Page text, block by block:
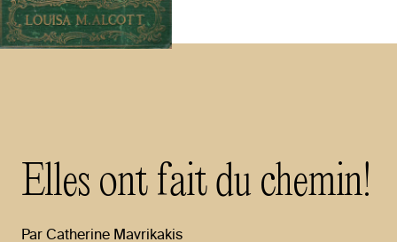
Elles ont faitdu chemin!
Par Catherine Mavrikakis